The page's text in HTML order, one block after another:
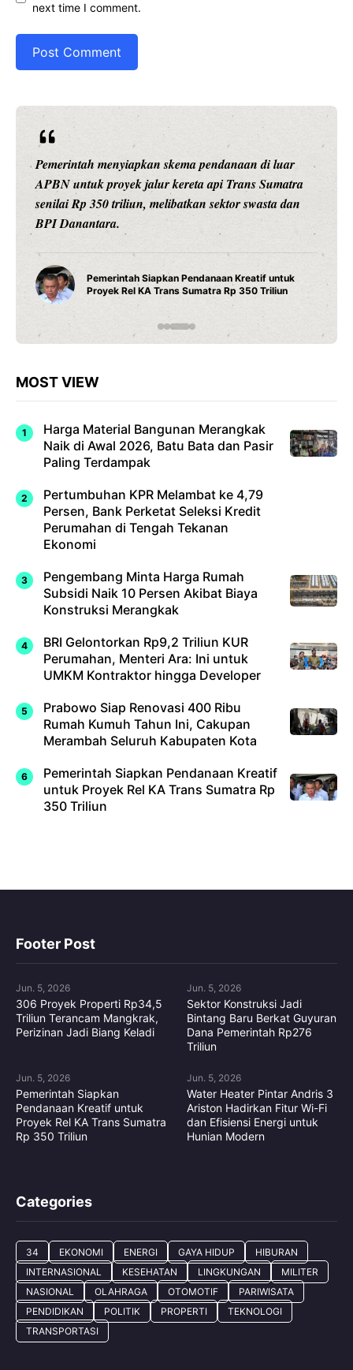
next time I comment.
di luar
Sumatra
dan
untuk
Triliun
Ariston Indonesia meluncurkan Andris 3,
pintar dengan konektivitas Wi-Fi,
presisi 1 derajat Celsius, dan teknologi
daya tahan maksimal.
Water Heater Pintar Andris 3 Ariston
Fitur Wi-Fi dan Efisiensi Energi untuk
Modern
MOST VIEW
Harga Material Bangunan Merangkak
Naik di Awal 2026, Batu Bata dan Pasir
Paling Terdampak
Pertumbuhan KPR Melambat ke 4,79
Persen, Bank Perketat Seleksi Kredit
Perumahan di Tengah Tekanan
Ekonomi
Pengembang Minta Harga Rumah
Subsidi Naik 10 Persen Akibat Biaya
Konstruksi Merangkak
BRI Gelontorkan Rp9,2 Triliun KUR
Perumahan, Menteri Ara: Ini untuk
UMKM Kontraktor hingga Developer
Prabowo Siap Renovasi 400 Ribu
Rumah Kumuh Tahun Ini, Cakupan
Merambah Seluruh Kabupaten Kota
Pemerintah Siapkan Pendanaan Kreatif
untuk Proyek Rel KA Trans Sumatra Rp
350 Triliun
Footer Post
Jun. 5, 2026
306 Proyek Properti Rp34,5
Triliun Terancam Mangkrak,
Perizinan Jadi Biang Keladi
Jun. 5, 2026
Sektor Konstruksi Jadi
Bintang Baru Berkat Guyuran
Dana Pemerintah Rp276
Triliun
Jun. 5, 2026
Pemerintah Siapkan
Pendanaan Kreatif untuk
Proyek Rel KA Trans Sumatra
Rp 350 Triliun
Jun. 5, 2026
Water Heater Pintar Andris 3
Ariston Hadirkan Fitur Wi-Fi
dan Efisiensi Energi untuk
Hunian Modern
Categories
34 EKONOMI ENERGI GAYA HIDUP
HIBURAN
INTERNASIONAL
KESEHATAN LINGKUNGAN
MILITER
NASIONAL
OLAHRAGA OTOMOTIF
PARIWISATA
PENDIDIKAN
POLITIK PROPERTI
TEKNOLOGI
TRANSPORTASI